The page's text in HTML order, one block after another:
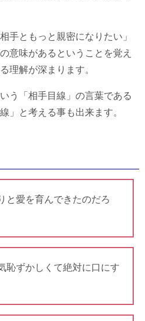
手ともっと親密になりたい」
意味があるということを覚え
理解が深まります。
う「相手目線」の言葉である
」と考える事も出来ます。
と愛を育んできたのだろ
恥ずかしくて絶対に口にす